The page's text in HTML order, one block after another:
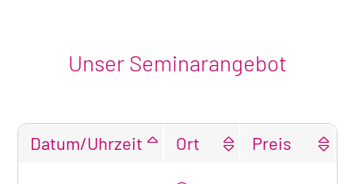
Unser Seminarangebot
Datum/Uhrzeit Ort Preis